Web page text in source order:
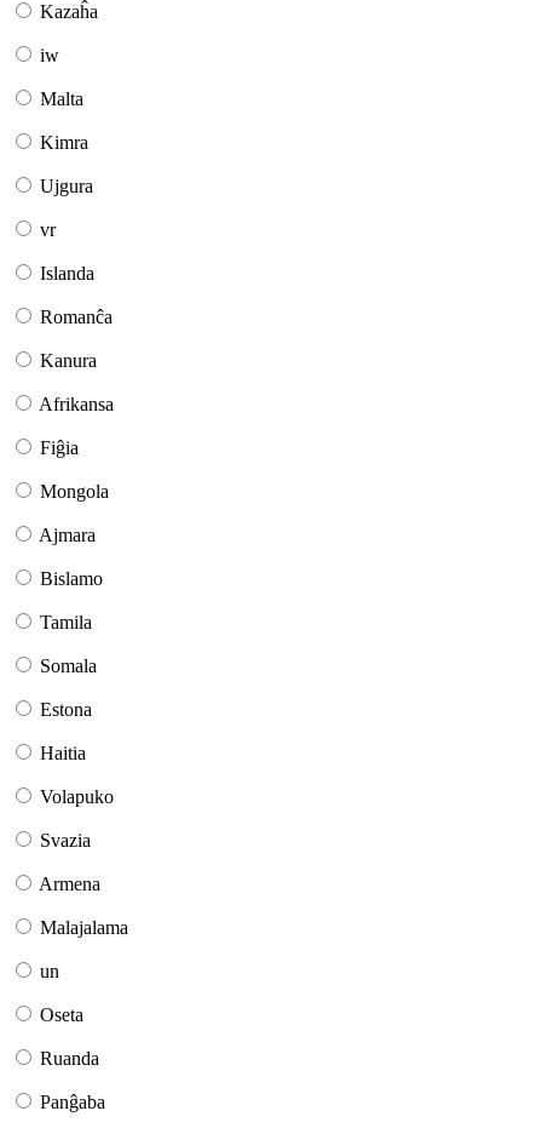
Kazaĥa
iw
Malta
Kimra
Ujgura
vr
Islanda
Romanĉa
Kanura
Afrikansa
Fiĝia
Mongola
Ajmara
Bislamo
Tamila
Somala
Estona
Haitia
Volapuko
Svazia
Armena
Malajalama
un
Oseta
Ruanda
Panĝaba